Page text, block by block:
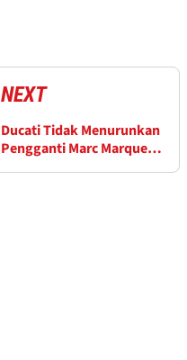
NEXT
Ducati Tidak Menurunkan
Pengganti Marc Marquez